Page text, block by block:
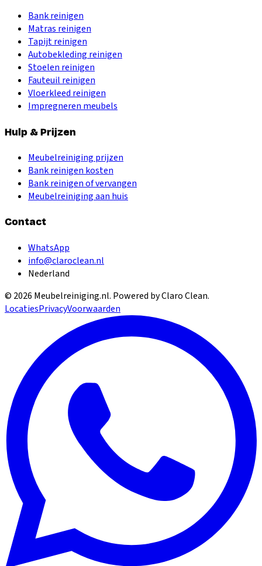
Bank reinigen
Matras reinigen
Tapijt reinigen
Autobekleding reinigen
Stoelen reinigen
Fauteuil reinigen
Vloerkleed reinigen
Impregneren meubels
Hulp & Prijzen
Meubelreiniging prijzen
Bank reinigen kosten
Bank reinigen of vervangen
Meubelreiniging aan huis
Contact
WhatsApp
info@claroclean.nl
Nederland
© 2026 Meubelreiniging.nl. Powered by Claro Clean.
LocatiesPrivacyVoorwaarden